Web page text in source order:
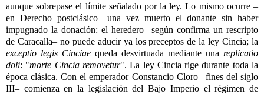
aunque sobrepase el límite señalado por la ley. Lo mismo ocurre –
en Derecho postclásico– una vez muerto el donante sin haber
impugnado la donación: el heredero –según confirma un rescripto
de Caracalla– no puede aducir ya los preceptos de la ley Cincia; la
exceptio legis Cinciae queda desvirtuada mediante una replicatio
doli: "morte Cincia removetur". La ley Cincia rige durante toda la
época clásica. Con el emperador Constancio Cloro –fines del siglo
III– comienza en la legislación del Bajo Imperio el régimen de